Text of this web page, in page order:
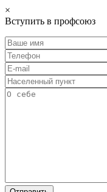
×
Вступить в профсоюз